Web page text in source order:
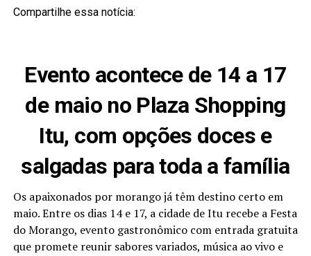
Compartilhe essa notícia:
Evento acontece de 14 a 17
de maio no Plaza Shopping
Itu, com opções doces e
salgadas para toda a família
Os apaixonados por morango já têm destino certo em
maio. Entre os dias 14 e 17, a cidade de Itu recebe a Festa
do Morango, evento gastronômico com entrada gratuita
que promete reunir sabores variados, música ao vivo e